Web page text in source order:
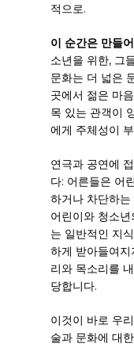
적으로.
이 순간은 만들
소년을 위한, 그
문화는 더 넓은
곳에서 젊은 마
목 있는 관객이
에게 주체성이
연극과 공연에
다: 어른들은 어
하거나 차단하
어린이와 청소
는 일반적인 지
하게 받아들여
리와 목소리를
당합니다.
이것이 바로 우
술과 문화에 대